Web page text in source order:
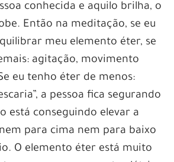
conhecida e aquilo brilha, o
Então na meditação, se eu
meu elemento éter, se
agitação, movimento
eu tenho éter de menos:
a pessoa fica segurando
está conseguindo elevar a
para cima nem para baixo
O elemento éter está muito